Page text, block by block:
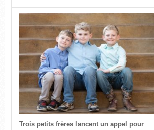
Trois petits frères lancent un appel pour